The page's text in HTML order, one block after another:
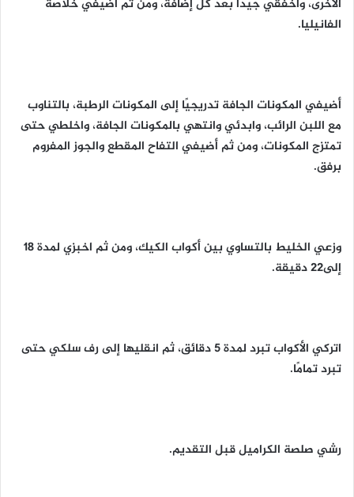
الأخرى، واخفقي جيدًا بعد كل إضافة، ومن ثم أضيفي خلاصة
الفانيليا.
أضيفي المكونات الجافة تدريجيًا إلى المكونات الرطبة، بالتناوب
مع اللبن الرائب، وابدئي وانتهي بالمكونات الجافة، واخلطي حتى
تمتزج المكونات، ومن ثم أضيفي التفاح المقطع والجوز المفروم
برفق.
وزعي الخليط بالتساوي بين أكواب الكيك، ومن ثم اخبزي لمدة 18
إلى22 دقيقة.
اتركي الأكواب تبرد لمدة 5 دقائق، ثم انقليها إلى رف سلكي حتى
تبرد تمامًا.
رشي صلصة الكراميل قبل التقديم.